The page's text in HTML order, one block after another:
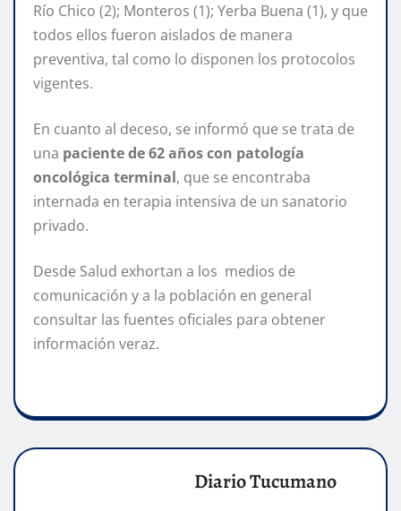
Río Chico (2); Monteros (1); Yerba Buena (1), y que
todos ellos fueron aislados de manera
preventiva, tal como lo disponen los protocolos
vigentes.
En cuanto al deceso, se informó que se trata de
una paciente de 62 años con patología
oncológica terminal, que se encontraba
internada en terapia intensiva de un sanatorio
privado.
Desde Salud exhortan a los medios de
comunicación y a la población en general
consultar las fuentes oficiales para obtener
información veraz.
Diario Tucumano